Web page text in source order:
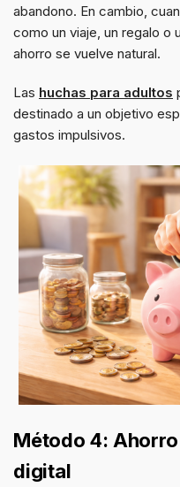
abandono. En cambio,
como un viaje, un regalo o
ahorro se vuelve natural.
Las huchas para adultos
destinado a un objetivo
gastos impulsivos.
Método 4:
digital